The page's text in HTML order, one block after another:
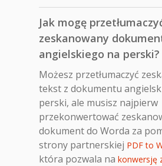
Jak mogę
zeskanowany
angielskiego na perski?
Możesz przetłumaczyć
tekst z dokumentu
perski, ale musisz najpierw
przekonwertować
dokument do Worda za
strony partnerskiej PDF to
która pozwala na konwersję